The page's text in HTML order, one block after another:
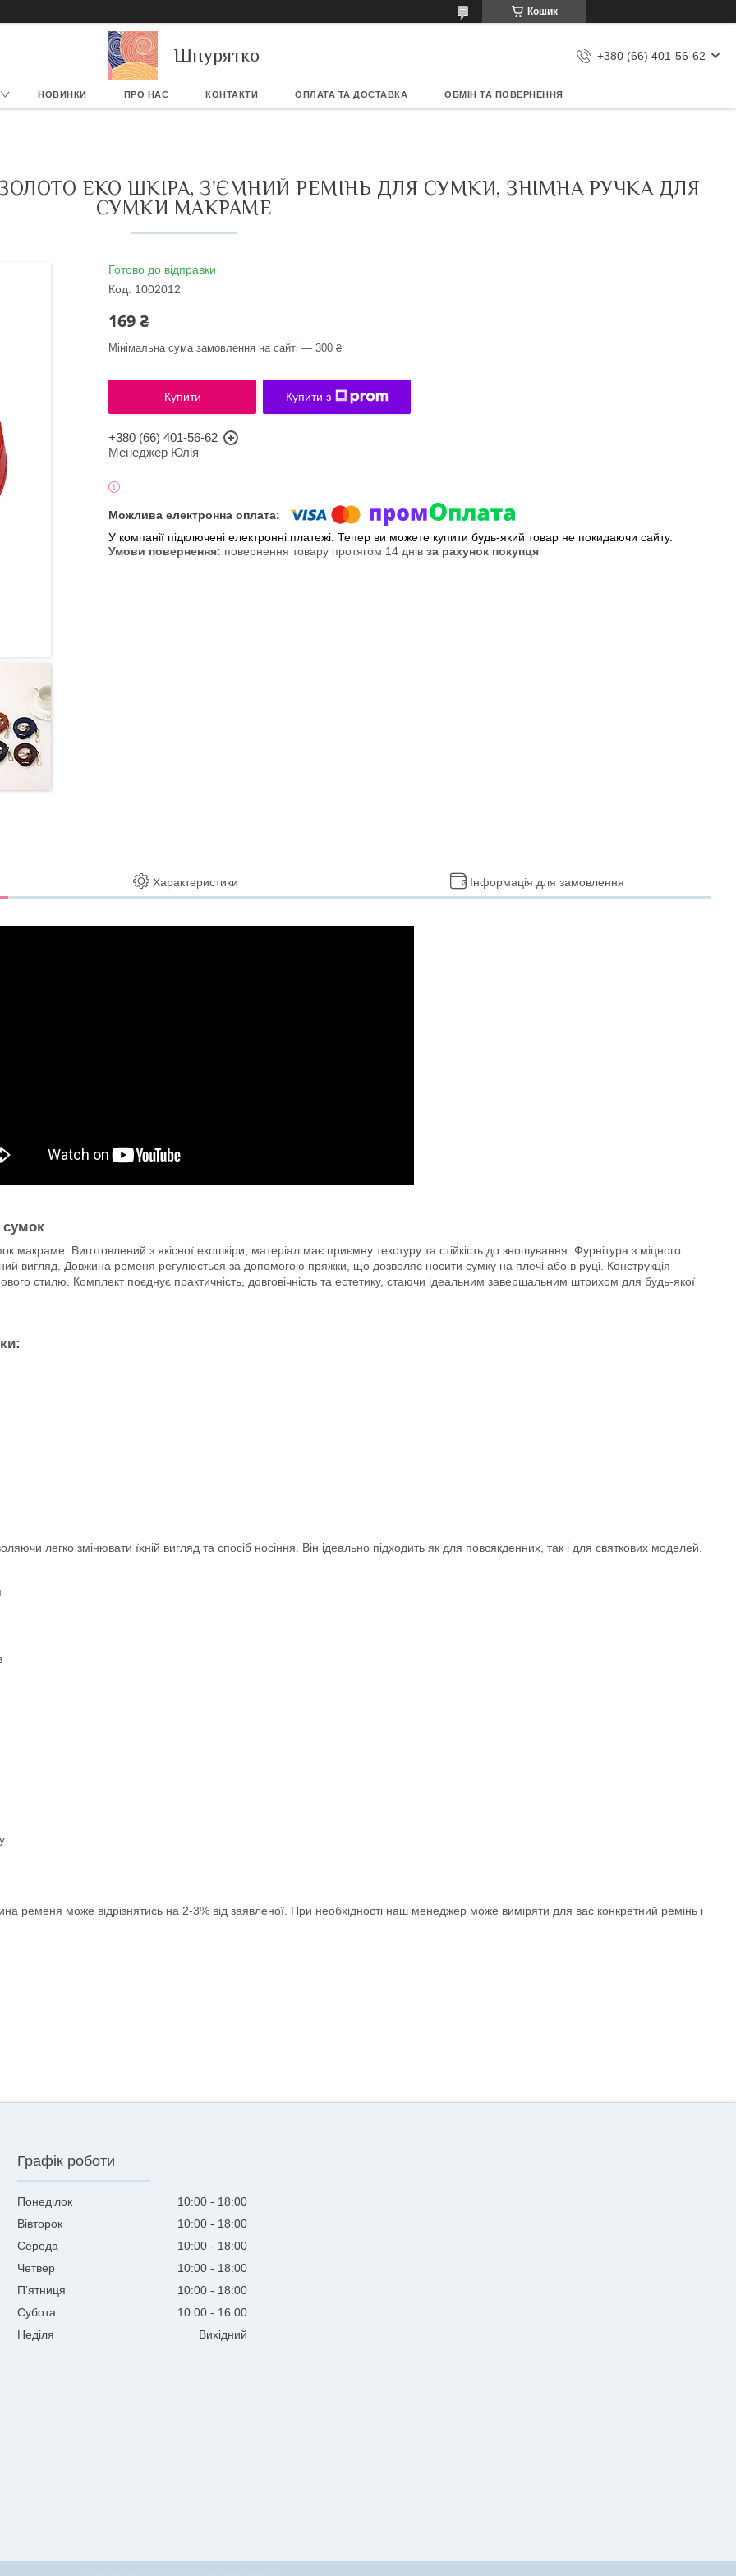
Кошик
Шнурятко +380 (66) 401-56-62
НОВИНКИ ПРО НАС КОНТАКТИ ОПЛАТА ТА ДОСТАВКА ОБМІН ТА ПОВЕРНЕННЯ
ЗОЛОТО ЕКО ШКІРА, З'ЄМНИЙ РЕМІНЬ ДЛЯ СУМКИ, ЗНІМНА РУЧКА ДЛЯ
СУМКИ МАКРАМЕ
Готово до відправки
Код: 1002012
169 ₴
Мінімальна сума замовлення на сайті — 300 ₴
Купити Купити з
+380 (66) 401-56-62
Менеджер Юлія
У компанії підключені електронні платежі. Тепер ви можете купити будь-який товар не покидаючи сайту.
повернення товару протягом 14 днів за рахунок покупця
Характеристики Інформація для замовлення
сумок
Виготовлений з якісної екошкіри, матеріал має приємну текстуру та стійкість до зношування. Фурнітура з міцного
вигляд. Довжина ременя регулюється за допомогою пряжки, що дозволяє носити сумку на плечі або в руці. Конструкція
стилю. Комплект поєднує практичність, довговічність та естетику, стаючи ідеальним завершальним штрихом для будь-якої
легко змінювати їхній вигляд та спосіб носіння. Він ідеально підходить як для повсякденних, так і для святкових моделей.
ременя може відрізнятись на 2-3% від заявленої. При необхідності наш менеджер може виміряти для вас конкретний ремінь і
Графік роботи
Понеділок 10:00
18:00
Вівторок
10:00
18:00
Середа
10:00
18:00
Четвер
10:00
18:00
Пʼятниця
10:00
18:00
Субота
10:00
16:00
Неділя
Вихідний